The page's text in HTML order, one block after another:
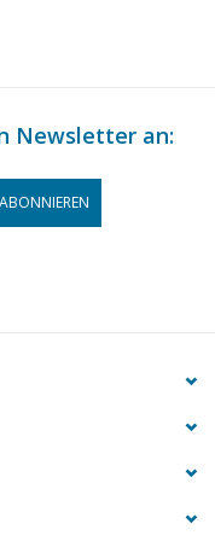
Newsletter an:
ABONNIEREN